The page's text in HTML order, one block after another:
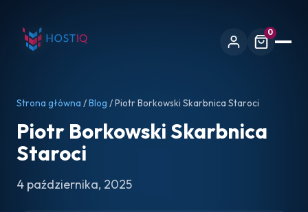
0
Strona główna /Blog / Piotr Borkowski Skarbnica Staroci
Piotr Borkowski Skarbnica
Staroci
4 października, 2025